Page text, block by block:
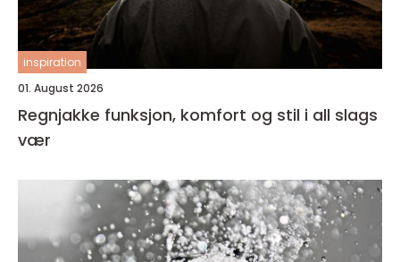
inspiration
01. August 2026
Regnjakke funksjon, komfort og stil i all slags
vær